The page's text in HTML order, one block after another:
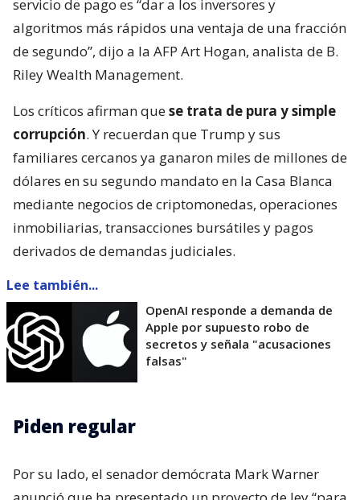
servicio de pago es “dar a los inversores y
algoritmos más rápidos una ventaja de una fracción
de segundo”, dijo a la AFP Art Hogan, analista de B.
Riley Wealth Management.
Los críticos afirman quese trata de pura y simple
corrupción. Y recuerdan que Trump y sus
familiares cercanos ya ganaron miles de millones de
dólares en su segundo mandato en la Casa Blanca
mediante negocios de criptomonedas, operaciones
inmobiliarias, transacciones bursátiles y pagos
derivados de demandas judiciales.
Lee también...
OpenAI responde a demanda de
Apple por supuesto robo de
secretos y señala "acusaciones
falsas"
Piden regular
Por su lado, el senador demócrata Mark Warner